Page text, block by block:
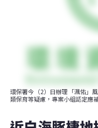
環保署今（2）日辦理「渢佑」
類保育等疑慮，專案小組認定應